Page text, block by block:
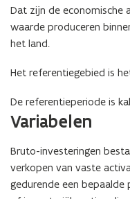
n
s
t
r
Dat zijn de economische
waarde produceren
het land.
Het referentiegebied is
De referentieperiode is
Variabelen
Bruto-investeringen
verkopen van vaste
gedurende een bepaalde